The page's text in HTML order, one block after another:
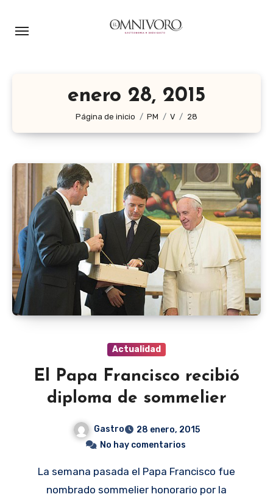
enero 28, 2015
Página de inicio PM V 28
Actualidad
El Papa Francisco recibió
diploma de sommelier
Gastro
28 enero, 2015
No hay comentarios
La semana pasada el Papa Francisco fue
nombrado sommelier honorario por la